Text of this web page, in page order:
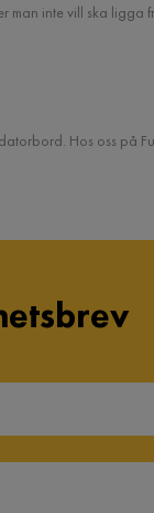
inte vill ska ligga
Hos oss på